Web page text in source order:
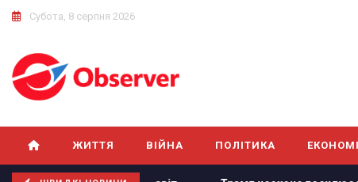
Субота, 8 серпня 2026
ЖИТТЯ ВІЙНА ПОЛІТИКА